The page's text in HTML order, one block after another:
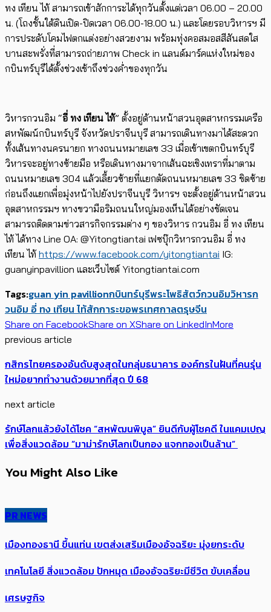
ทง เทียน ไท้ สามารถเข้าสักการะได้ทุกวันตั้งแต่เวลา 06.00 – 20.00
น. (โถงชั้นใต้ดินเปิด-ปิดเวลา 06.00-18.00 น.) และโดยรอบวิหารฯ มี
การประดับโคมไฟตกแต่งอย่างสวยงาม พร้อมทุ่งคอสมอสสีสันสดใส
บานสะพรั่งที่สามารถถ่ายภาพ Check in แลนด์มาร์คแห่งใหม่ของ
กบินทร์บุรีได้ตั้งช่วงเช้าถึงช่วงค่ำของทุกวัน
วิหารกวนอิม “อี่ ทง เทียน ไท้” ตั้งอยู่ด้านหน้าสวนอุตสาหกรรมเครือ
สหพัฒน์กบินทร์บุรี จังหวัดปราจีนบุรี สามารถเดินทางมาได้สะดวก
ทั้งเส้นทางนครนายก ทางถนนหมายเลข 33 เมื่อเข้าเขตกบินทร์บุรี
วิหารจะอยู่ทางซ้ายมือ หรือเดินทางมาจากเส้นฉะเชิงเทราที่มาตาม
ถนนหมายเลข 304 แล้วเลี้ยวซ้ายที่แยกตัดถนนหมายเลข 33 ชิดซ้าย
ก่อนถึงแยกเพื่อมุ่งหน้าไปยังปราจีนบุรี วิหารฯ จะตั้งอยู่ด้านหน้าสวน
อุตสาหกรรมฯ ทางขวามือริมถนนใหญ่มองเห็นได้อย่างชัดเจน
สามารถติดตามข่าวสารกิจกรรมต่าง ๆ ของวิหาร กวนอิม อี่ ทง เทียน
ไท้ ได้ทาง Line OA: @Yitongtiantai เฟซบุ๊กวิหารกวนอิม อี่ ทง
เทียน ไท้ https://www.facebook.com/yitongtiantai IG:
guanyinpavillion และเว็บไซต์ Yitongtiantai.com
Tags:guan yin pavillionกบินทร์บุรีพระโพธิสัตว์กวนอิมวิหารก
วนอิม อี่ ทง เทียน ไท้สักการะขอพรเทศกาลตรุษจีน
Share on FacebookShare on XShare on LinkedInMore
previous article
กสิกรไทยครองอันดับสูงสุดในกลุ่มธนาคาร องค์กรในฝันที่คนรุ่น
ใหม่อยากทำงานด้วยมากที่สุด ปี 68
next article
รักษ์โลกแล้วยังได้โชค “สหพัฒนพิบูล” ยินดีกับผู้โชคดี ในแคมเปญ
เพื่อสิ่งแวดล้อม “มาม่ารักษ์โลกเป็นกอง แจกทองเป็นล้าน”
You Might Also Like
PR NEWS
เมืองทองธานี ขึ้นแท่น เขตส่งเสริมเมืองอัจฉริยะ มุ่งยกระดับ
เทคโนโลยี สิ่งแวดล้อม ปักหมุด เมืองอัจฉริยะมีชีวิต ขับเคลื่อน
เศรษฐกิจ